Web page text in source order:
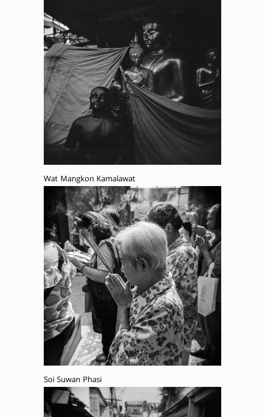
Wat Mangkon Kamalawat
Soi Suwan Phasi